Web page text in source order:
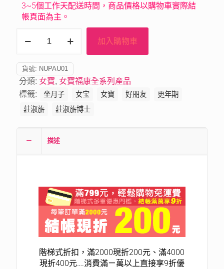
3~5個工作天配送時間，商品價格以購物車實際結
帳頁面為主。
加入購物車
貨號: NUPAU01
分類: 女寶, 女寶福康全系列產品
標籤:
坐月子 女宝 女寶 好朋友
更年期
莊淑旂
莊淑旂博士
描述
階梯式折扣，滿2000現折200元、滿4000
現折400元….消費滿ㄧ萬以上直接享9折優